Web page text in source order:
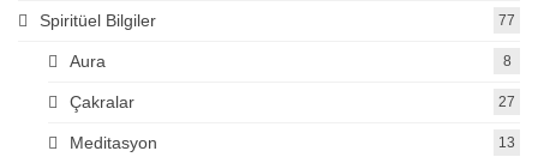
Spiritüel Bilgiler 77
Aura 8
Çakralar 27
Meditasyon 13